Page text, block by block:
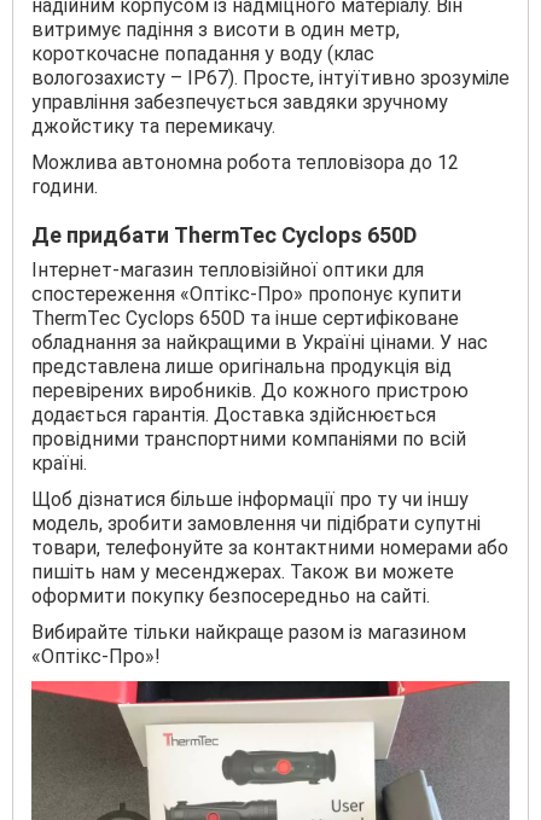
надійним корпусом із надміцного матеріалу. Він
витримує падіння з висоти в один метр,
короткочасне попадання у воду (клас
вологозахисту – IP67). Просте, інтуїтивно зрозуміле
управління забезпечується завдяки зручному
джойстику та перемикачу.
Можлива автономна робота тепловізора до 12
години.
Де придбати ThermTec Cyclops 650D
Інтернет-магазин тепловізійної оптики для
спостереження «Оптікс-Про» пропонує купити
ThermTec Cyclops 650D та інше сертифіковане
обладнання за найкращими в Україні цінами. У нас
представлена лише оригінальна продукція від
перевірених виробників. До кожного пристрою
додається гарантія. Доставка здійснюється
провідними транспортними компаніями по всій
країні.
Щоб дізнатися більше інформації про ту чи іншу
модель, зробити замовлення чи підібрати супутні
товари, телефонуйте за контактними номерами або
пишіть нам у месенджерах. Також ви можете
оформити покупку безпосередньо на сайті.
Вибирайте тільки найкраще разом із магазином
«Оптікс-Про»!